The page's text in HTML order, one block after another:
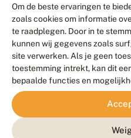
Om de beste ervaringen te
zoals cookies om informatie
te raadplegen. Door in te
kunnen wij gegevens zoals
site verwerken. Als je geen
toestemming intrekt, kan dit
bepaalde functies en
Contact
Veelgestelde vragen
Meld waarnemingen
© 2026
Duurzaam ontwikkeld door
Blue